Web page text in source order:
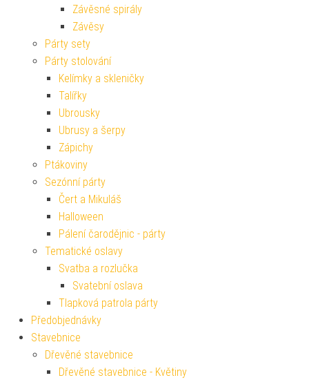
Závěsné spirály
Závěsy
Párty sety
Párty stolování
Kelímky a skleničky
Talířky
Ubrousky
Ubrusy a šerpy
Zápichy
Ptákoviny
Sezónní párty
Čert a Mikuláš
Halloween
Pálení čarodějnic - párty
Tematické oslavy
Svatba a rozlučka
Svatební oslava
Tlapková patrola párty
Předobjednávky
Stavebnice
Dřevěné stavebnice
Dřevěné stavebnice - Květiny